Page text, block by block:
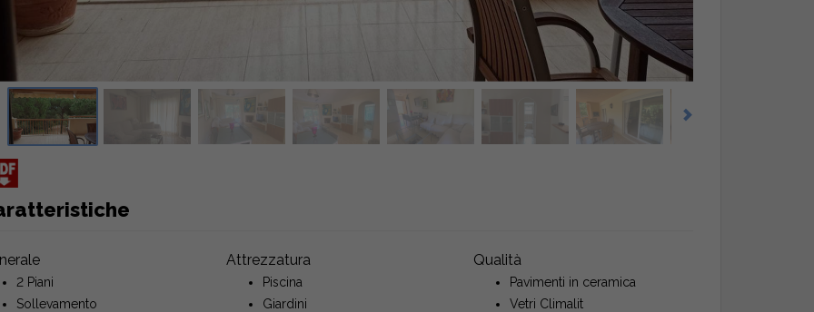
2 Piani
Sollevamento
Attrezzatura
Piscina
Giardini
Qualità
Pavimenti in ceramica
Vetri Climalit